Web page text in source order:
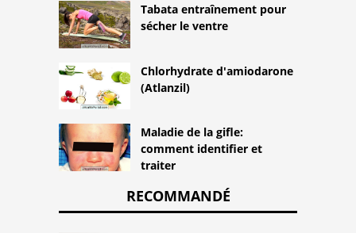
Tabata entraînement pour
sécher le ventre
Chlorhydrate d'amiodarone
(Atlanzil)
Maladie de la gifle:
comment identifier et
traiter
RECOMMANDÉ